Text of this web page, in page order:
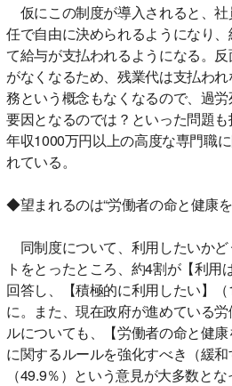
仮にこの制度が導入されると、
任で自由に決められるようになり、
て給与が支払われるようになる。
がなくなるため、残業代は支払わ
務という概念もなくなるので、過
要因となるのでは？といった問題
年収1000万円以上の高度な専門職
れている。
◆望まれるのは“労働者の命と健康
同制度について、利用したいか
トをとったところ、約4割が【利用
回答し、【積極的に利用したい】
に。また、現在政府が進めている
ルについても、【労働者の命と健
に関するルールを強化すべき（緩和
（49.9％）という意見が大多数とな